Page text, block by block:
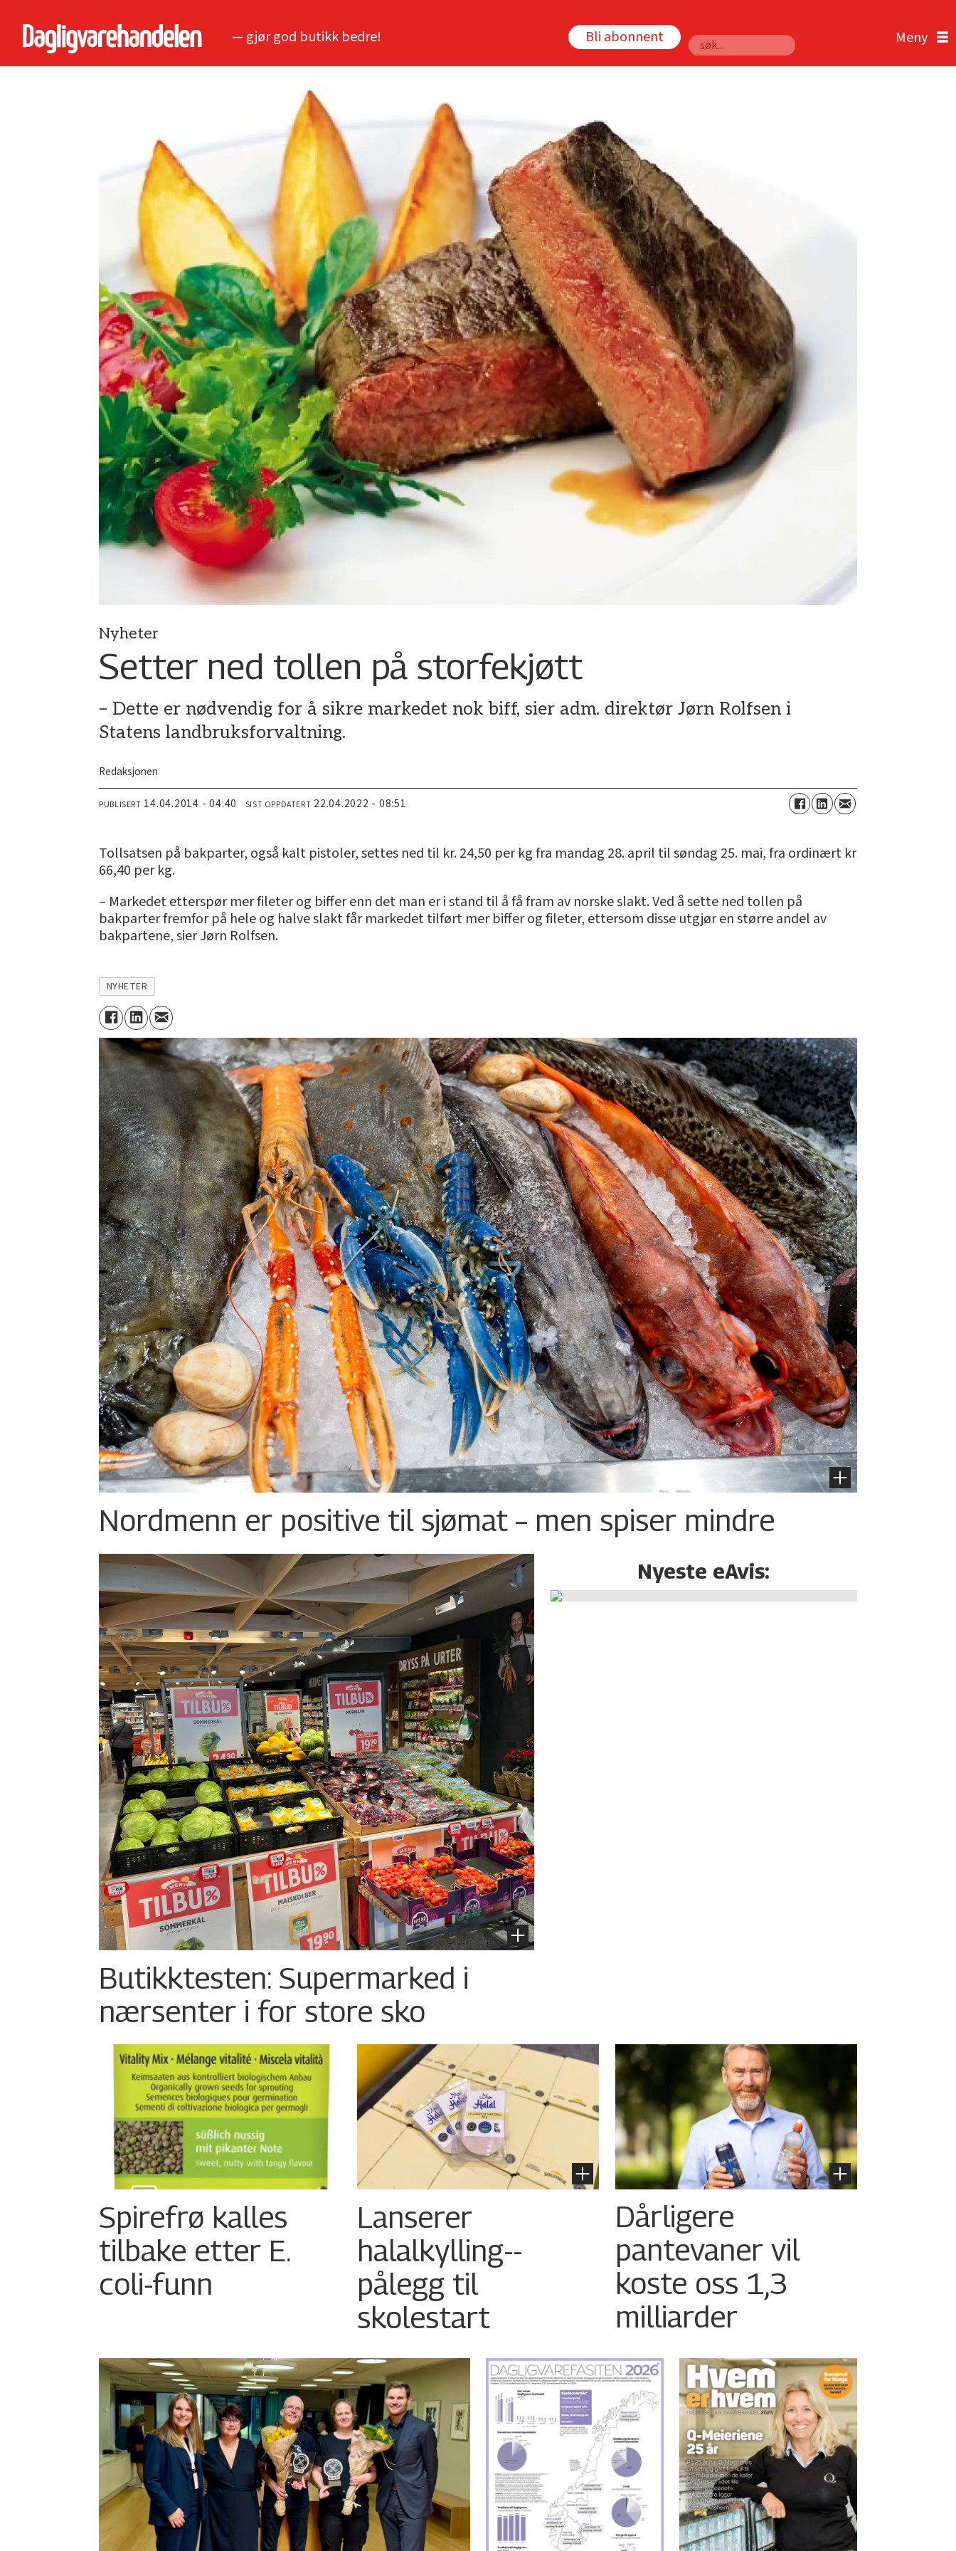
— gjør god butikk bedre! Bli abonnent
Søk
Nyheter
Setter ned tollen på storfekjøtt
– Dette er nødvendig for å sikre markedet nok biff, sier adm. direktør Jørn Rolfsen i
Statens landbruksforvaltning.
Redaksjonen
PUBLISERT 14.04.2014 - 04:40 SIST OPPDATERT 22.04.2022 - 08:51
Tollsatsen på bakparter, også kalt pistoler, settes ned til kr. 24,50 per kg fra mandag 28. april til søndag 25. mai, fra ordinært kr
66,40 per kg.
– Markedet etterspør mer fileter og biffer enn det man er i stand til å få fram av norske slakt. Ved å sette ned tollen på
bakparter fremfor på hele og halve slakt får markedet tilført mer biffer og fileter, ettersom disse utgjør en større andel av
bakpartene, sier Jørn Rolfsen.
NYHETER
Nordmenn er positive til sjømat – men spiser mindre
Butikktesten: Supermarked i
nærsenter i for store sko
Nyeste eAvis:
Spirefrø kalles
tilbake etter E.
coli-funn
Lanserer
halalkylling-­
pålegg til
skolestart
Dårligere
pantevaner vil
koste oss 1,3
milliarder